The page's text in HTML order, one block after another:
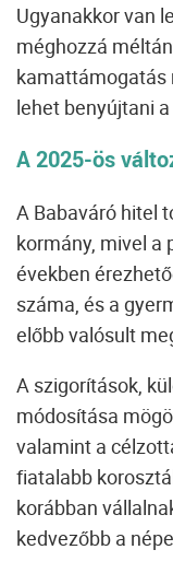
Ugyanakkor van
méghozzá
kamattámogatás
lehet benyújtani
A 2025-ös
A Babaváró hitel
kormány, mivel a
években
száma, és a
előbb valósult
A szigorítások,
módosítása
valamint a
fiatalabb
korábban
kedvezőbb a